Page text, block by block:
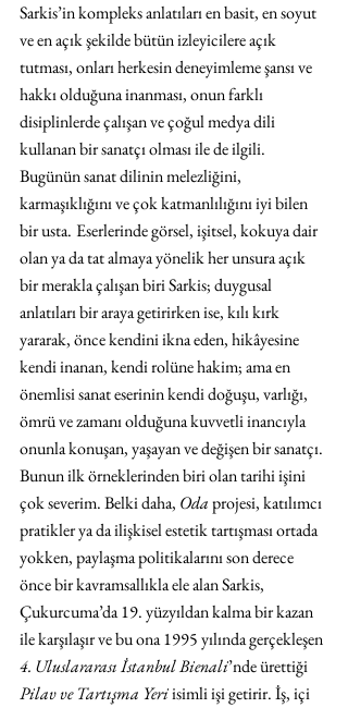
Sarkis’in kompleks anlatıları en basit, en soyut
ve en açık şekilde bütün izleyicilere açık
tutması, onları herkesin deneyimleme şansı ve
hakkı olduğuna inanması, onun farklı
disiplinlerde çalışan ve çoğul medya dili
kullanan bir sanatçı olması ile de ilgili.
Bugünün sanat dilinin melezliğini,
karmaşıklığını ve çok katmanlılığını iyi bilen
bir usta. Eserlerinde görsel, işitsel, kokuya dair
olan ya da tat almaya yönelik her unsura açık
bir merakla çalışan biri Sarkis; duygusal
anlatıları bir araya getirirken ise, kılı kırk
yararak, önce kendini ikna eden, hikâyesine
kendi inanan, kendi rolüne hakim; ama en
önemlisi sanat eserinin kendi doğuşu, varlığı,
ömrü ve zamanı olduğuna kuvvetli inancıyla
onunla konuşan, yaşayan ve değişen bir sanatçı.
Bunun ilk örneklerinden biri olan tarihi işini
çok severim. Belki daha, Oda projesi, katılımcı
pratikler ya da ilişkisel estetik tartışması ortada
yokken, paylaşma politikalarını son derece
önce bir kavramsallıkla ele alan Sarkis,
Çukurcuma’da 19. yüzyıldan kalma bir kazan
ile karşılaşır ve bu ona 1995 yılında gerçekleşen
4. Uluslararası İstanbul Bienali’nde ürettiği
Pilav ve Tartışma Yeri isimli işi getirir. İş, içi